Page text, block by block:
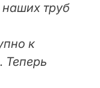
наших труб
к
Теперь